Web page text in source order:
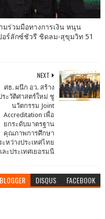
ร่วมมือทางการเงิน หนุน
อร์ลักซ์ชัวรี ชิดลม-สุขุมวิท 51
NEXT
ศธ. ผนึก อว. สร้าง
ระวัติศาสตร์ใหม่ ชู
นวัตกรรม Joint
Accreditation เพื่อ
ยกระดับมาตรฐาน
คุณภาพการศึกษา
ะหว่างประเทศไทย
ละประเทศเยอรมนี
BLOGGER DISQUS FACEBOOK